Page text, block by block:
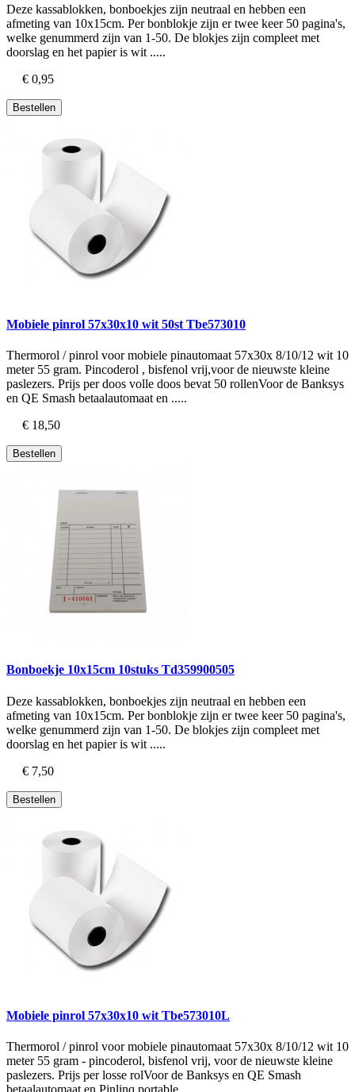
Deze kassablokken, bonboekjes zijn neutraal en hebben een
afmeting van 10x15cm. Per bonblokje zijn er twee keer 50 pagina's,
welke genummerd zijn van 1-50. De blokjes zijn compleet met
doorslag en het papier is wit .....
€ 0,95
Bestellen
Mobiele pinrol 57x30x10 wit 50st Tbe573010
Thermorol / pinrol voor mobiele pinautomaat 57x30x 8/10/12 wit 10
meter 55 gram. Pincoderol , bisfenol vrij,voor de nieuwste kleine
paslezers. Prijs per doos volle doos bevat 50 rollenVoor de Banksys
en QE Smash betaalautomaat en .....
€ 18,50
Bestellen
Bonboekje 10x15cm 10stuks Td359900505
Deze kassablokken, bonboekjes zijn neutraal en hebben een
afmeting van 10x15cm. Per bonblokje zijn er twee keer 50 pagina's,
welke genummerd zijn van 1-50. De blokjes zijn compleet met
doorslag en het papier is wit .....
€ 7,50
Bestellen
Mobiele pinrol 57x30x10 wit Tbe573010L
Thermorol / pinrol voor mobiele pinautomaat 57x30x 8/10/12 wit 10
meter 55 gram - pincoderol, bisfenol vrij, voor de nieuwste kleine
paslezers. Prijs per losse rolVoor de Banksys en QE Smash
betaalautomaat en Pinlinq portable .....